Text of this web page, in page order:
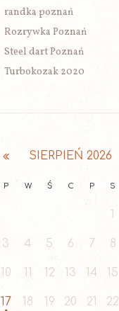
randka poznań
Rozrywka Poznań
Steel dart Poznań
Turbokozak 2020
SIERPIEŃ 2026
P W Ś C P S
1
3 4 5 6 7 8
10 11 12 13 14 15
17 18 19 20 21 22